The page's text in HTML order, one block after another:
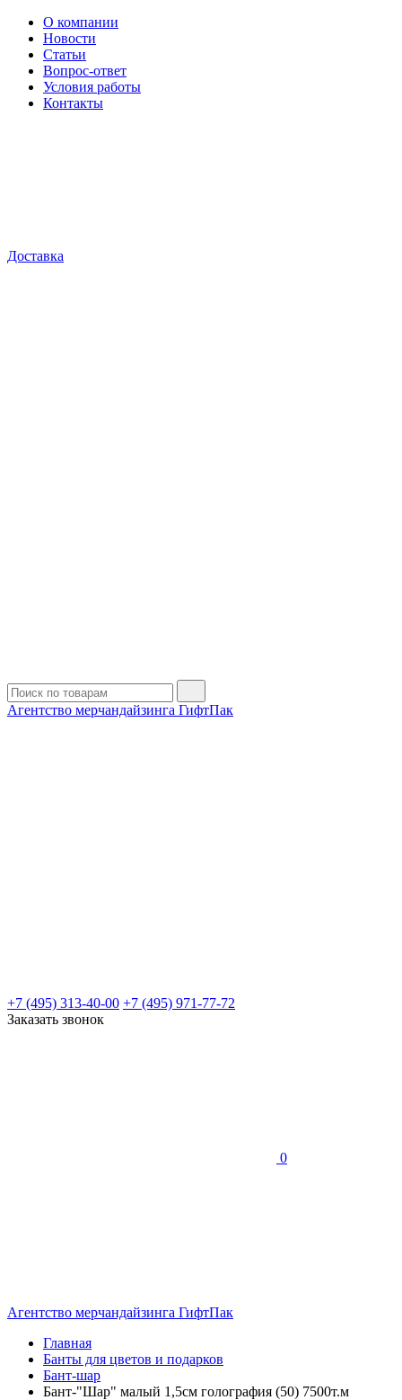
О компании
Новости
Статьи
Вопрос-ответ
Условия работы
Контакты
Доставка
Агентство мерчандайзинга ГифтПак
+7 (495) 313-40-00 +7 (495) 971-77-72
Заказать звонок
0
Агентство мерчандайзинга ГифтПак
Главная
Банты для цветов и подарков
Бант-шар
Бант-"Шар" малый 1,5см голография (50) 7500т.м